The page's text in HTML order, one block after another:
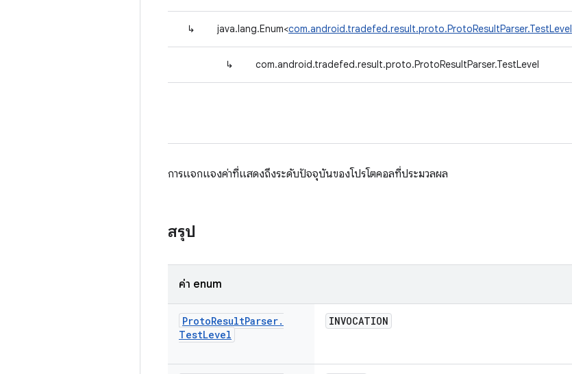
↳ java.lang.Enum<com.android.tradefed.result.proto.ProtoResultParser.TestLevel
↳ com.android.tradefed.result.proto.ProtoResultParser.TestLevel
การแจกแจงค่าที่แสดงถึงระดับปัจจุบันของโปรโตคอลที่ประมวลผล
สรุป
ค่า enum
ProtoResultParser.
TestLevel
INVOCATION